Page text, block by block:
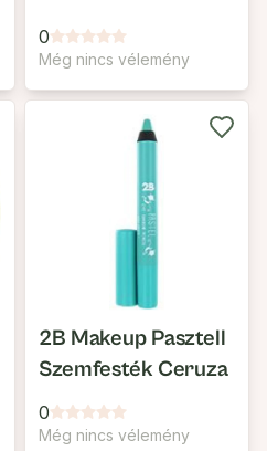
0
Még nincs vélemény
2B Makeup Pasztell
Szemfesték Ceruza
0
Még nincs vélemény